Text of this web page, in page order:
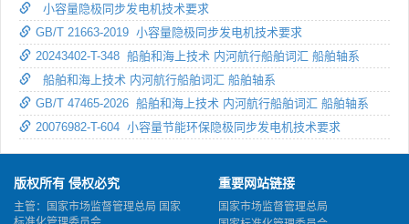
小容量隐极同步发电机技术要求
GB/T 21663-2019 小容量隐极同步发电机技术要求
20243402-T-348 船舶和海上技术 内河航行船舶词汇 船舶轴系
船舶和海上技术 内河航行船舶词汇 船舶轴系
GB/T 47465-2026 船舶和海上技术 内河航行船舶词汇 船舶轴系
20076982-T-604 小容量节能环保隐极同步发电机技术要求
版权所有 侵权必究
主管：国家市场监督管理总局 国家
重要网站链接
国家市场监督管理总局